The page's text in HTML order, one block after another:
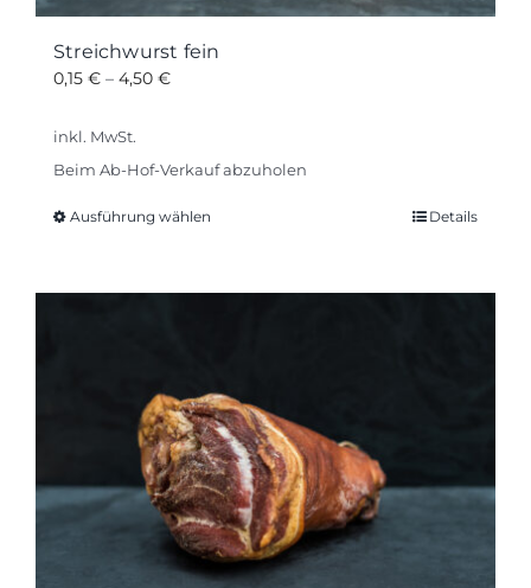
werden
Streichwurst fein
0,15 € – 4,50 €
inkl. MwSt.
Beim Ab-Hof-Verkauf abzuholen
Ausführung wählen
Die
Optionen
können
auf
der
Produktseite
gewählt
Details